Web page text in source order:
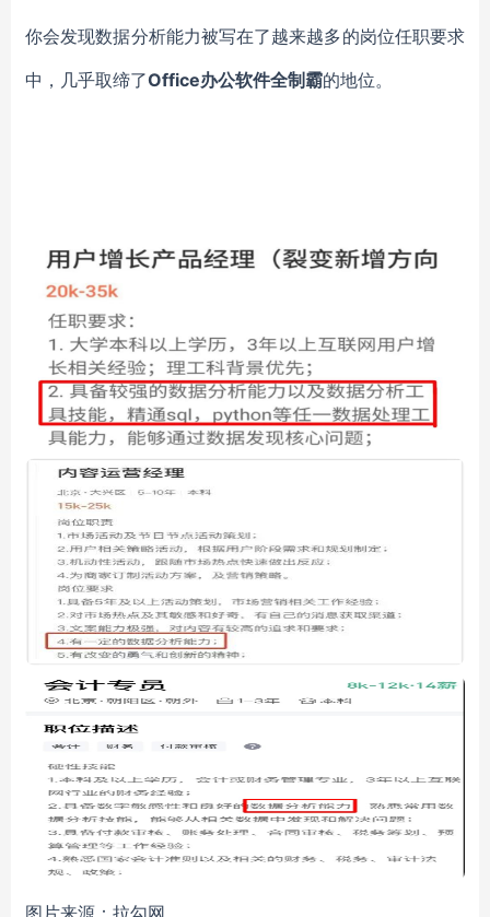
你会发现数据分析能力被写在了越来越多的岗位任职要求
中，几乎取缔了Office办公软件全制霸的地位。
图片来源：拉勾网